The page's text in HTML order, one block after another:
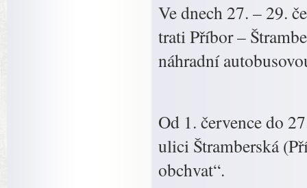
Ve dnech 27. – 29.
trati Příbor –
náhradní
Od 1. července do
ulici Štramberská
obchvat“.